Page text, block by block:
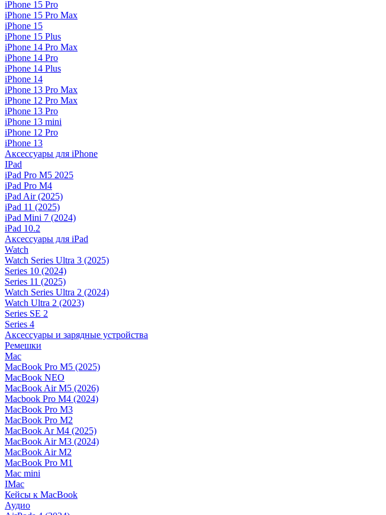
iPhone 15 Pro
iPhone 15 Pro Max
iPhone 15
iPhone 15 Plus
iPhone 14 Pro Max
iPhone 14 Pro
iPhone 14 Plus
iPhone 14
iPhone 13 Pro Max
iPhone 12 Pro Max
iPhone 13 Pro
iPhone 13 mini
iPhone 12 Pro
iPhone 13
Аксессуары для iPhone
IPad
iPad Pro M5 2025
iPad Pro M4
iPad Air (2025)
iPad 11 (2025)
iPad Mini 7 (2024)
iPad 10.2
Аксессуары для iPad
Watch
Watch Series Ultra 3 (2025)
Series 10 (2024)
Series 11 (2025)
Watch Series Ultra 2 (2024)
Watch Ultra 2 (2023)
Series SE 2
Series 4
Аксессуары и зарядные устройства
Ремешки
Mac
MacBook Pro M5 (2025)
MacBook NEO
MacBook Air M5 (2026)
Macbook Pro M4 (2024)
MacBook Pro M3
MacBook Pro M2
MacBook Ar M4 (2025)
MacBook Air M3 (2024)
MacBook Air M2
MacBook Pro M1
Mac mini
IMac
Кейсы к MacBook
Аудио